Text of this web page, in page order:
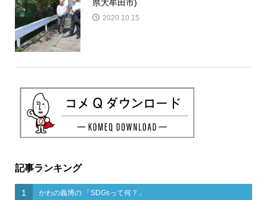
県大牟田市)
2020.10.15
記事ランキング
1 かわの義博の 「SDGsって何？」